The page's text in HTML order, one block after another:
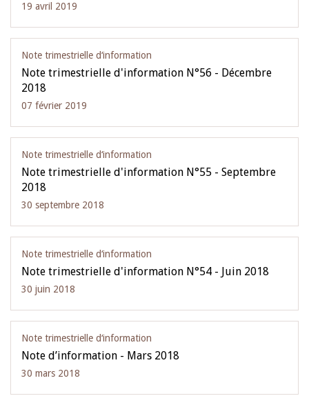
19 avril 2019
Note trimestrielle d‘information
Note trimestrielle d'information N°56 - Décembre
2018
07 février 2019
Note trimestrielle d‘information
Note trimestrielle d'information N°55 - Septembre
2018
30 septembre 2018
Note trimestrielle d‘information
Note trimestrielle d'information N°54 - Juin 2018
30 juin 2018
Note trimestrielle d‘information
Note d’information - Mars 2018
30 mars 2018